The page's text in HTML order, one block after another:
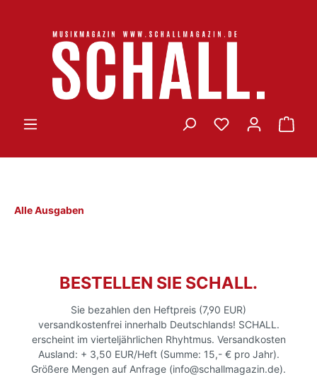
Alle Ausgaben
BESTELLEN SIE SCHALL.
Sie bezahlen den Heftpreis (7,90 EUR)
versandkostenfrei innerhalb Deutschlands! SCHALL.
erscheint im vierteljährlichen Rhyhtmus. Versandkosten
Ausland: + 3,50 EUR/Heft (Summe: 15,- € pro Jahr).
Größere Mengen auf Anfrage (info@schallmagazin.de).